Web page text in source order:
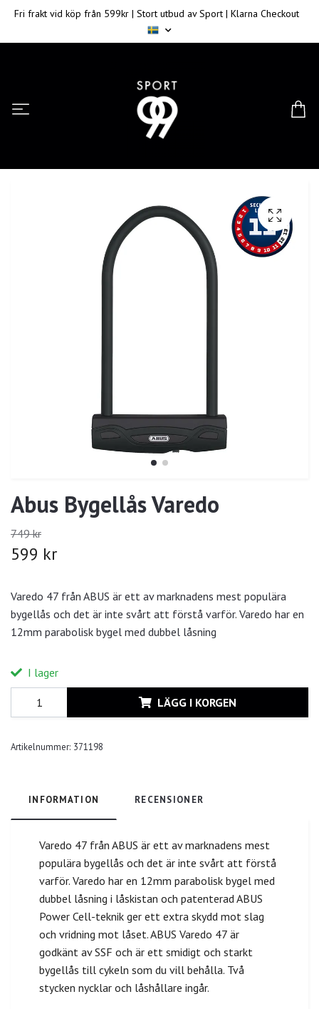
Fri frakt vid köp från 599kr | Stort utbud av Sport | Klarna Checkout
Abus Bygellås Varedo
749 kr
599 kr
Varedo 47 från ABUS är ett av marknadens mest populära
bygellås och det är inte svårt att förstå varför. Varedo har en
12mm parabolisk bygel med dubbel låsning
I lager
LÄGG I KORGEN
Artikelnummer: 371198
INFORMATION RECENSIONER
Varedo 47 från ABUS är ett av marknadens mest
populära bygellås och det är inte svårt att förstå
varför. Varedo har en 12mm parabolisk bygel med
dubbel låsning i låskistan och patenterad ABUS
Power Cell-teknik ger ett extra skydd mot slag
och vridning mot låset. ABUS Varedo 47 är
godkänt av SSF och är ett smidigt och starkt
bygellås till cykeln som du vill behålla. Två
stycken nycklar och låshållare ingår.